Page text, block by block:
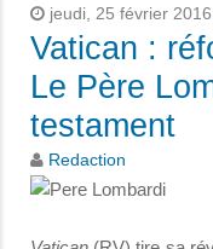
jeudi, 25 février
Vatican :
Le Père
testament
Redaction